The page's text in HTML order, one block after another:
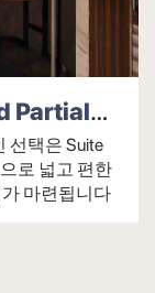
현관 매
Partial
선택은 Suite
로 넓고 편한
마련됩니다